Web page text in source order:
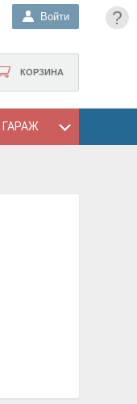
?
Войти
КОРЗИНА
ГАРАЖ